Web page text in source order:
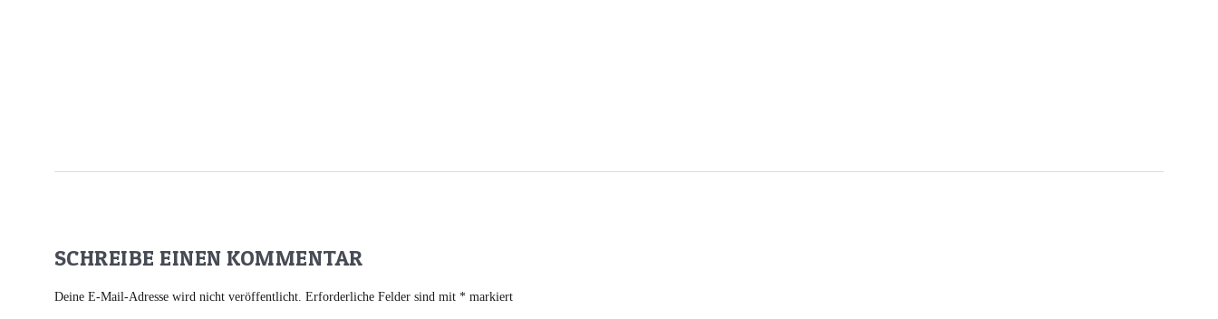
SCHREIBE EINEN KOMMENTAR
Deine E-Mail-Adresse wird nicht veröffentlicht. Erforderliche Felder sind mit * markiert